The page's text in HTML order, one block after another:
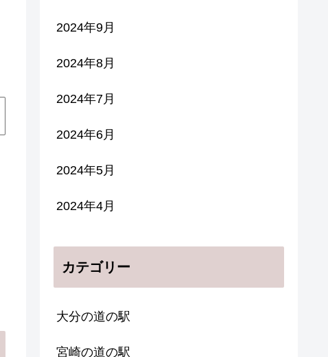
2024年9月
2024年8月
2024年7月
2024年6月
2024年5月
2024年4月
カテゴリー
大分の道の駅
宮崎の道の駅